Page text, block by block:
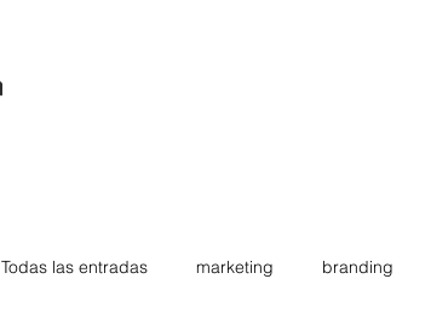
Todas las entradas marketing branding